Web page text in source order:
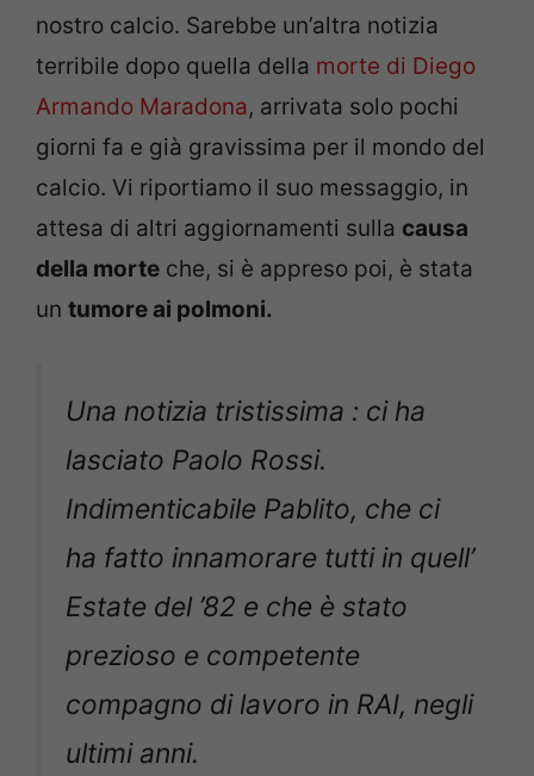
nostro calcio. Sarebbe un’altra notizia
terribile dopo quella della morte di Diego
Armando Maradona, arrivata solo pochi
giorni fa e già gravissima per il mondo del
calcio. Vi riportiamo il suo messaggio, in
attesa di altri aggiornamenti sulla causa
della morte che, si è appreso poi, è stata
un tumore ai polmoni.
Una notizia tristissima : ci ha
lasciato Paolo Rossi.
Indimenticabile Pablito, che ci
ha fatto innamorare tutti in quell’
Estate del ’82 e che è stato
prezioso e competente
compagno di lavoro in RAI, negli
ultimi anni.